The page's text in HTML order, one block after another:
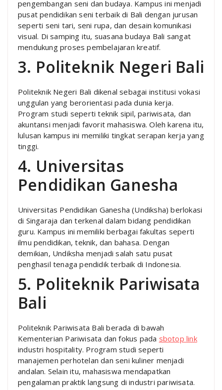
pengembangan seni dan budaya. Kampus ini menjadi
pusat pendidikan seni terbaik di Bali dengan jurusan
seperti seni tari, seni rupa, dan desain komunikasi
visual. Di samping itu, suasana budaya Bali sangat
mendukung proses pembelajaran kreatif.
3. Politeknik Negeri Bali
Politeknik Negeri Bali dikenal sebagai institusi vokasi
unggulan yang berorientasi pada dunia kerja.
Program studi seperti teknik sipil, pariwisata, dan
akuntansi menjadi favorit mahasiswa. Oleh karena itu,
lulusan kampus ini memiliki tingkat serapan kerja yang
tinggi.
4. Universitas
Pendidikan Ganesha
Universitas Pendidikan Ganesha (Undiksha) berlokasi
di Singaraja dan terkenal dalam bidang pendidikan
guru. Kampus ini memiliki berbagai fakultas seperti
ilmu pendidikan, teknik, dan bahasa. Dengan
demikian, Undiksha menjadi salah satu pusat
penghasil tenaga pendidik terbaik di Indonesia.
5. Politeknik Pariwisata
Bali
Politeknik Pariwisata Bali berada di bawah
Kementerian Pariwisata dan fokus pada sbotop link
industri hospitality. Program studi seperti
manajemen perhotelan dan seni kuliner menjadi
andalan. Selain itu, mahasiswa mendapatkan
pengalaman praktik langsung di industri pariwisata.